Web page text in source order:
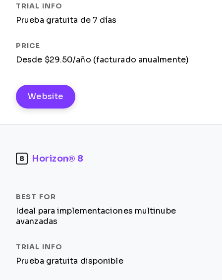
Prueba gratuita de 7 días
Desde $29.50/año (facturado anualmente)
Website
8 Horizon® 8
Ideal para implementaciones multinube
avanzadas
Prueba gratuita disponible